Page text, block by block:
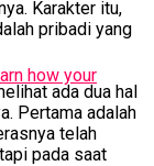
Karakter itu,
pribadi yang
ada dua hal
Pertama adalah
telah
pada saat
how your